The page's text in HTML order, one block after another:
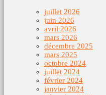
juillet 2026
juin 2026
avril 2026
mars 2026
décembre 2025
mars 2025
octobre 2024
juillet 2024
février 2024
janvier 2024